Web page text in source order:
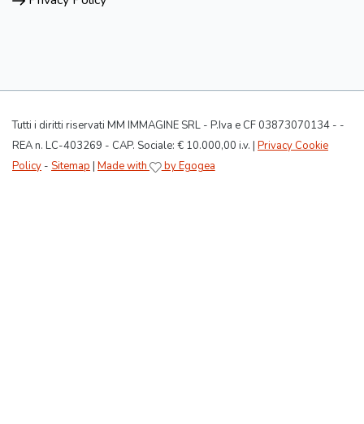
Tutti i diritti riservati MM IMMAGINE SRL - P.Iva e CF 03873070134 - -
REA n. LC-403269 - CAP. Sociale: € 10.000,00 i.v. | Privacy Cookie
Policy - Sitemap | Made with by Egogea